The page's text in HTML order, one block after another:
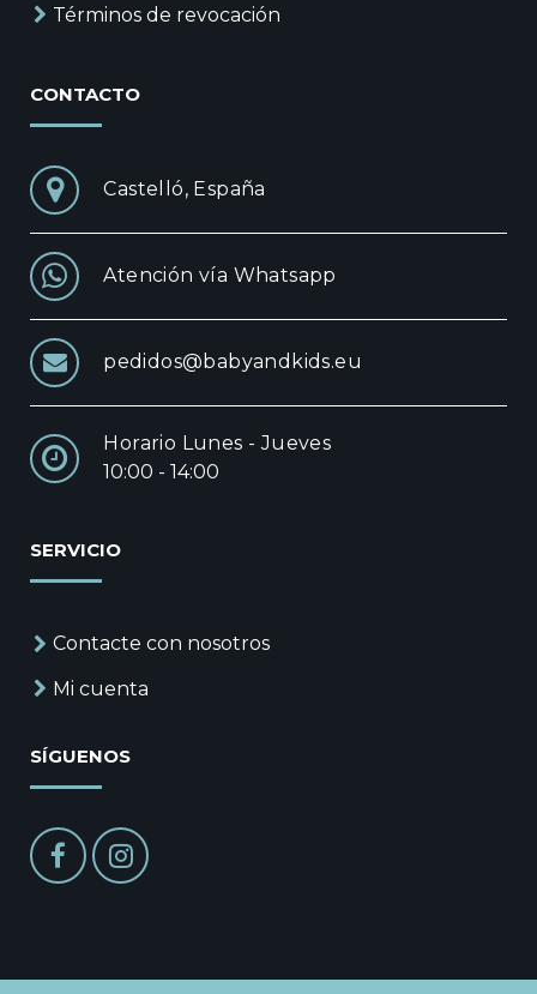
Términos de revocación
CONTACTO
Castelló, España
Atención vía Whatsapp
pedidos@babyandkids.eu
Horario Lunes - Jueves
10:00 - 14:00
SERVICIO
Contacte con nosotros
Mi cuenta
SÍGUENOS